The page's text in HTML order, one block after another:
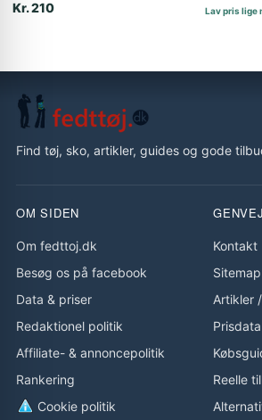
Kr. 210 Lav pris lige
Find tøj, sko, artikler, guides og gode
OM SIDEN
Om fedttoj.dk
Besøg os på facebook
Data & priser
Redaktionel politik
Affiliate- & annoncepolitik
Rankering
Cookie politik
Kontakt
Sitemap
Artikler /
Reelle